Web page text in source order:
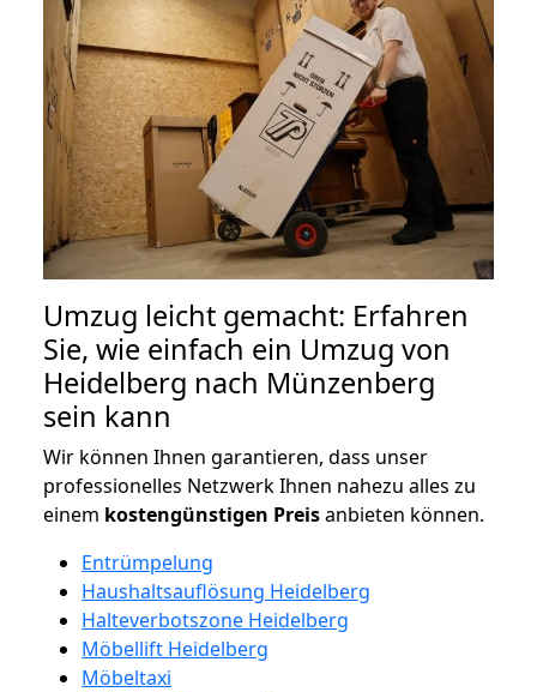
Umzug leicht gemacht: Erfahren
Sie, wie einfach ein Umzug von
Heidelberg nach Münzenberg
sein kann
Wir können Ihnen garantieren, dass unser
professionelles Netzwerk Ihnen nahezu alles zu
einem kostengünstigen Preisanbieten können.
Entrümpelung
Haushaltsauflösung Heidelberg
Halteverbotszone Heidelberg
Möbellift Heidelberg
Möbeltaxi